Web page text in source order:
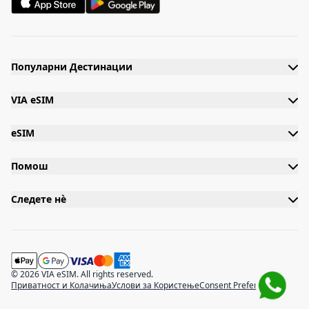
Популарни Дестинации
VIA eSIM
eSIM
Помош
Следете нè
© 2026 VIA eSIM. All rights reserved.
Приватност и КолачињаУслови за КористењеConsent Preferences